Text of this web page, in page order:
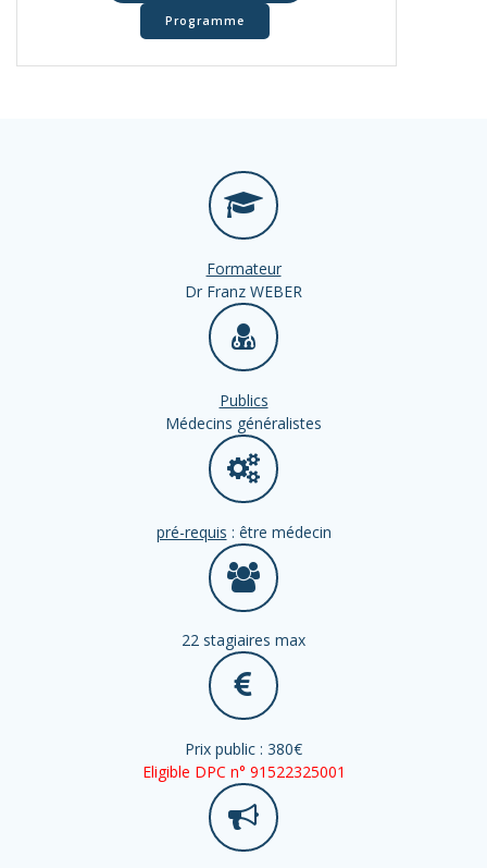
Programme
Formateur
Dr Franz WEBER
Publics
Médecins généralistes
pré-requis : être médecin
22 stagiaires max
Prix public : 380€
Eligible DPC n° 91522325001